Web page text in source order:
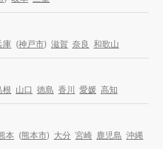
庫 (神戸市) 滋賀 奈良 和歌山
根 山口 徳島 香川 愛媛 高知
本 (熊本市) 大分 宮崎 鹿児島 沖縄